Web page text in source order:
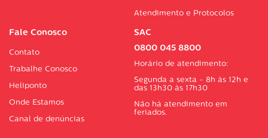
Atendimento e Protocolos
Fale Conosco
Contato
Trabalhe Conosco
Heliponto
Onde Estamos
Canal de denúncias
SAC
0800 045 8800
Horário de atendimento:
Segunda a sexta - 8h às 12h e
das 13h30 às 17h30
Não há atendimento em
feriados.